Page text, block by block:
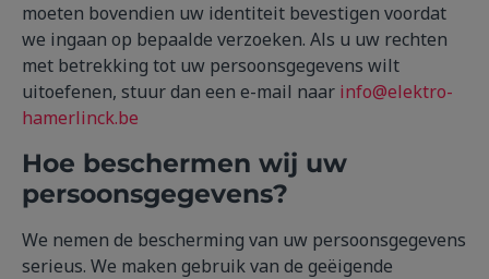
moeten bovendien uw identiteit bevestigen voordat
we ingaan op bepaalde verzoeken. Als u uw rechten
met betrekking tot uw persoonsgegevens wilt
uitoefenen, stuur dan een e-mail naar info@elektro-
hamerlinck.be
Hoe beschermen wij uw
persoonsgegevens?
We nemen de bescherming van uw persoonsgegevens
serieus. We maken gebruik van de geëigende